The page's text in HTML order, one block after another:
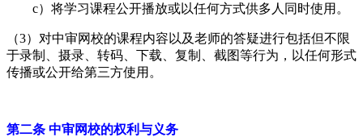
c）将学习课程公开播放或以任何方式供多人同时使用。
（3）对中审网校的课程内容以及老师的答疑进行包括但不限
于录制、摄录、转码、下载、复制、截图等行为，以任何形式
传播或公开给第三方使用。
第二条 中审网校的权利与义务